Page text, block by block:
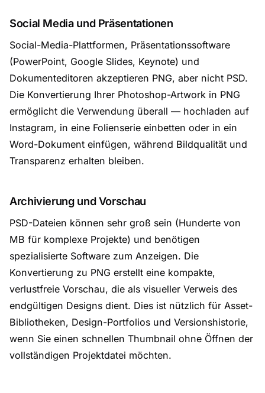
Social Media und Präsentationen
Social-Media-Plattformen, Präsentationssoftware
(PowerPoint, Google Slides, Keynote) und
Dokumenteditoren akzeptieren PNG, aber nicht PSD.
Die Konvertierung Ihrer Photoshop-Artwork in PNG
ermöglicht die Verwendung überall — hochladen auf
Instagram, in eine Folienserie einbetten oder in ein
Word-Dokument einfügen, während Bildqualität und
Transparenz erhalten bleiben.
Archivierung und Vorschau
PSD-Dateien können sehr groß sein (Hunderte von
MB für komplexe Projekte) und benötigen
spezialisierte Software zum Anzeigen. Die
Konvertierung zu PNG erstellt eine kompakte,
verlustfreie Vorschau, die als visueller Verweis des
endgültigen Designs dient. Dies ist nützlich für Asset-
Bibliotheken, Design-Portfolios und Versionshistorie,
wenn Sie einen schnellen Thumbnail ohne Öffnen der
vollständigen Projektdatei möchten.